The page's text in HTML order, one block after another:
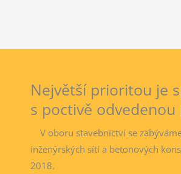
Největší prioritou je
s poctivě odvedenou
V oboru stavebnictví se
inženýrských sítí a betonových
2018.